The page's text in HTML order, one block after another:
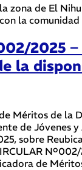
zona de El
la
2025 –
la
Méritos de la
de Jóvenes
sobre
de